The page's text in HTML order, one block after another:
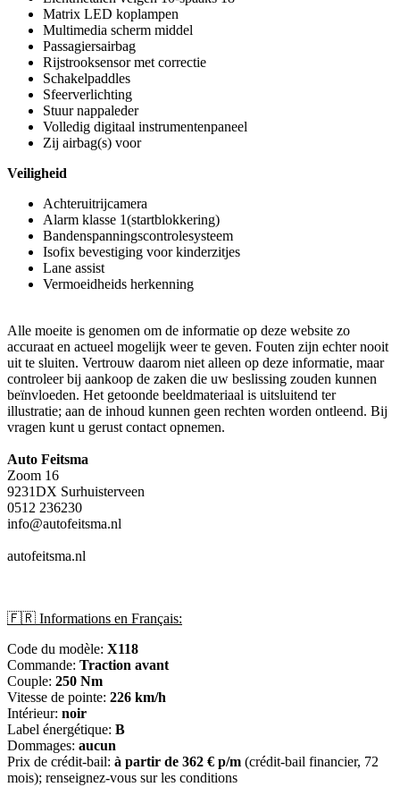
Matrix LED koplampen
Multimedia scherm middel
Passagiersairbag
Rijstrooksensor met correctie
Schakelpaddles
Sfeerverlichting
Stuur nappaleder
Volledig digitaal instrumentenpaneel
Zij airbag(s) voor
Veiligheid
Achteruitrijcamera
Alarm klasse 1(startblokkering)
Bandenspanningscontrolesysteem
Isofix bevestiging voor kinderzitjes
Lane assist
Vermoeidheids herkenning
Alle moeite is genomen om de informatie op deze website zo
accuraat en actueel mogelijk weer te geven. Fouten zijn echter nooit
uit te sluiten. Vertrouw daarom niet alleen op deze informatie, maar
controleer bij aankoop de zaken die uw beslissing zouden kunnen
beïnvloeden. Het getoonde beeldmateriaal is uitsluitend ter
illustratie; aan de inhoud kunnen geen rechten worden ontleend. Bij
vragen kunt u gerust contact opnemen.
Auto Feitsma
Zoom 16
9231DX Surhuisterveen
0512 236230
info@autofeitsma.nl
autofeitsma.nl
🇫🇷 Informations en Français:
Code du modèle: X118
Commande: Traction avant
Couple: 250 Nm
Vitesse de pointe: 226 km/h
Intérieur: noir
Label énergétique: B
Dommages: aucun
Prix de crédit-bail: à partir de 362 € p/m (crédit-bail financier, 72
mois); renseignez-vous sur les conditions